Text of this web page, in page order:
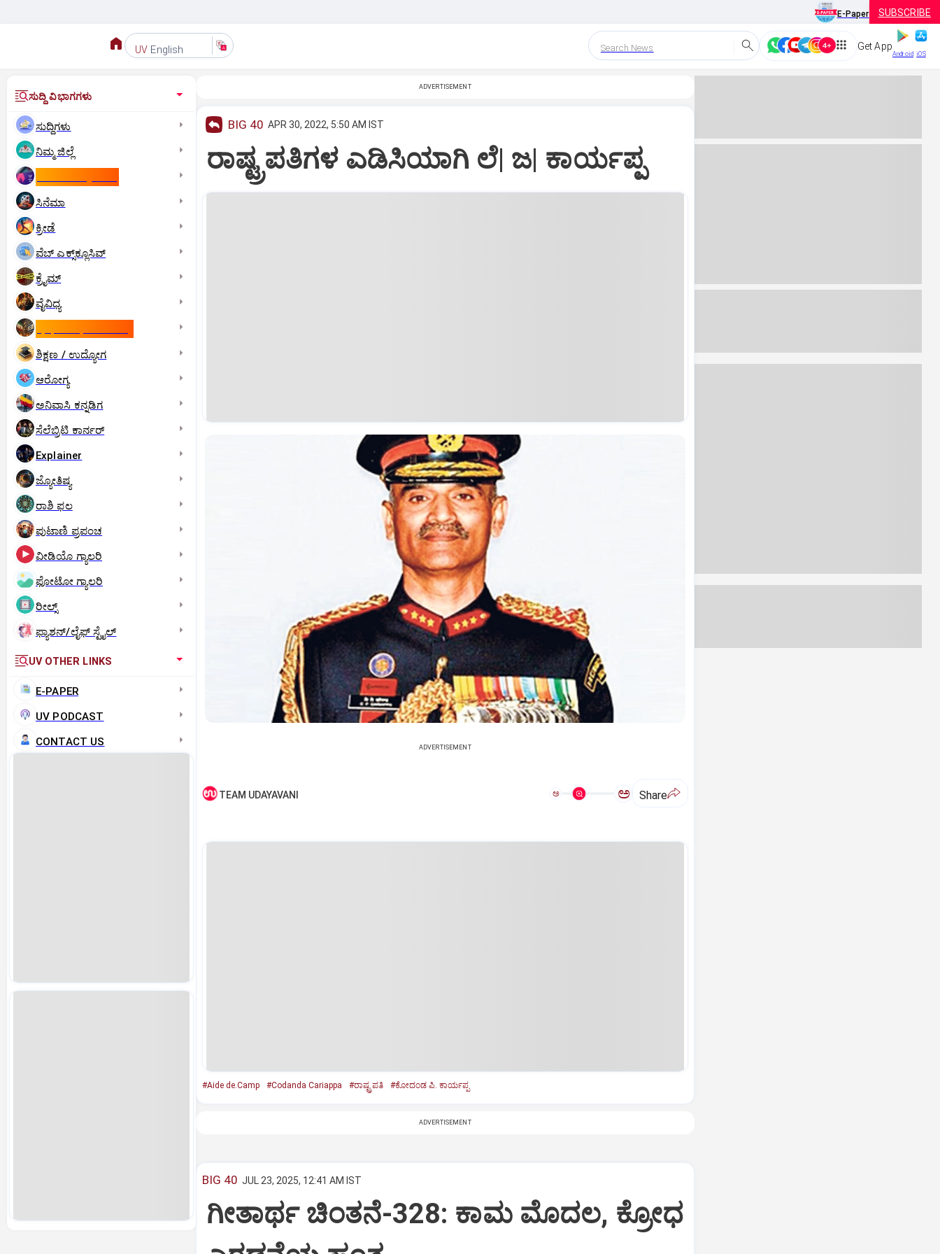
E-Paper SUBSCRIBE
UV English Search News Get App
Android iOS
ಸುದ್ದಿ ವಿಭಾಗಗಳು
ಸುದ್ದಿಗಳು
ನಿಮ್ಮ ಜಿಲ್ಲೆ
ಸಿನೆಮಾ
ಕ್ರೀಡೆ
ವೆಬ್ ಎಕ್ಸ್‌ಕ್ಲೂಸಿವ್
ಕ್ರೈಮ್
ವೈವಿಧ್ಯ
ಶಿಕ್ಷಣ / ಉದ್ಯೋಗ
ಆರೋಗ್ಯ
ಅನಿವಾಸಿ ಕನ್ನಡಿಗ
ಸೆಲೆಬ್ರಿಟಿ ಕಾರ್ನರ್‌
Explainer
ಜ್ಯೋತಿಷ್ಯ
ರಾಶಿ ಫಲ
ಪುಟಾಣಿ ಪ್ರಪಂಚ
ವೀಡಿಯೊ ಗ್ಯಾಲರಿ
ಫೋಟೋ ಗ್ಯಾಲರಿ
ರೀಲ್ಸ್
ಫ್ಯಾಶನ್/ಲೈಫ್‌ ಸ್ಟೈಲ್
UV OTHER LINKS
E-PAPER
UV PODCAST
CONTACT US
ADVERTISEMENT
BIG 40 APR 30, 2022, 5:50 AM IST
ರಾಷ್ಟ್ರಪತಿಗಳ ಎಡಿಸಿಯಾಗಿ ಲೆ| ಜ| ಕಾರ್ಯಪ್ಪ
ADVERTISEMENT
TEAM UDAYAVANI ಅ ಅ Share
#Aide de.Camp #Codanda Cariappa #ರಾಷ್ಟ್ರಪತಿ #ಕೋದಂಡ ಪಿ. ಕಾರ್ಯಪ್ಪ
ADVERTISEMENT
BIG 40 JUL 23, 2025, 12:41 AM IST
ಗೀತಾರ್ಥ ಚಿಂತನೆ-328: ಕಾಮ ಮೊದಲ, ಕ್ರೋಧ